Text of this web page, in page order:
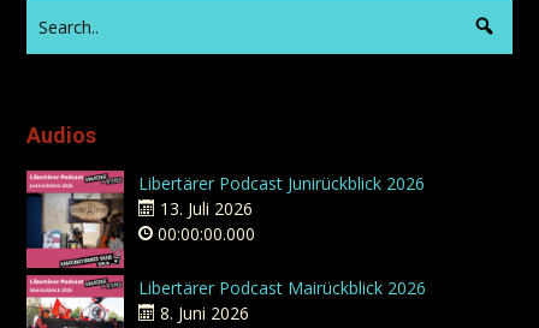
Audios
Libertärer Podcast Junirückblick 2026
13. Juli 2026
00:00:00.000
Libertärer Podcast Mairückblick 2026
8. Juni 2026